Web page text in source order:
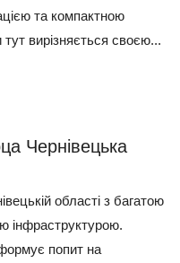
та компактною
вирізняється своєю...
Чернівецька
області з багатою
інфраструктурою.
попит на